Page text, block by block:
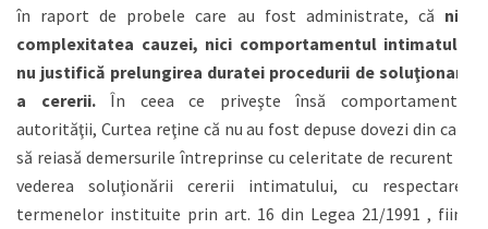
în raport de probele care au fost administrate, că nici
complexitatea cauzei, nici comportamentul intimatulei
nu justifică prelungirea duratei procedurii de soluţionare
a cererii.În ceea ce priveşte însă comportamentul
autorităţii, Curtea reţine că nu au fost depuse dovezi din care
să reiasă demersurile întreprinse cu celeritate de recurent în
vederea soluţionării cererii intimatului, cu respectarea
termenelor instituite prin art. 16 din Legea 21/1991 , fiind